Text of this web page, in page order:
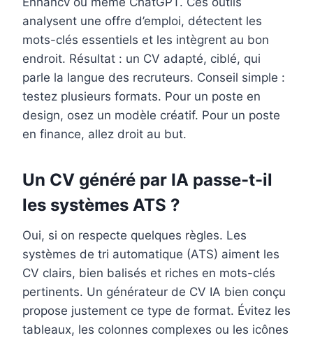
analysent une offre d’emploi, détectent les
mots-clés essentiels et les intègrent au bon
endroit. Résultat : un CV adapté, ciblé, qui
parle la langue des recruteurs. Conseil simple :
testez plusieurs formats. Pour un poste en
design, osez un modèle créatif. Pour un poste
en finance, allez droit au but.
Un CV généré par IA passe-t-il
les systèmes ATS ?
Oui, si on respecte quelques règles. Les
systèmes de tri automatique (ATS) aiment les
CV clairs, bien balisés et riches en mots-clés
pertinents. Un générateur de CV IA bien conçu
propose justement ce type de format. Évitez les
tableaux, les colonnes complexes ou les icônes